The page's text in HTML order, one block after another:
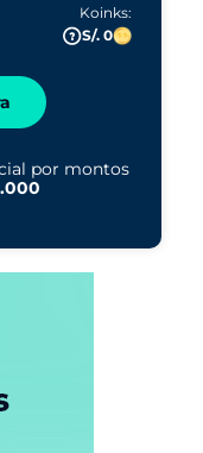
Koinks:
S/. 0
por montos